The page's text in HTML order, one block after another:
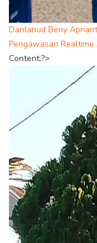
Danlanud Beny
Pengawasan
Content;?>